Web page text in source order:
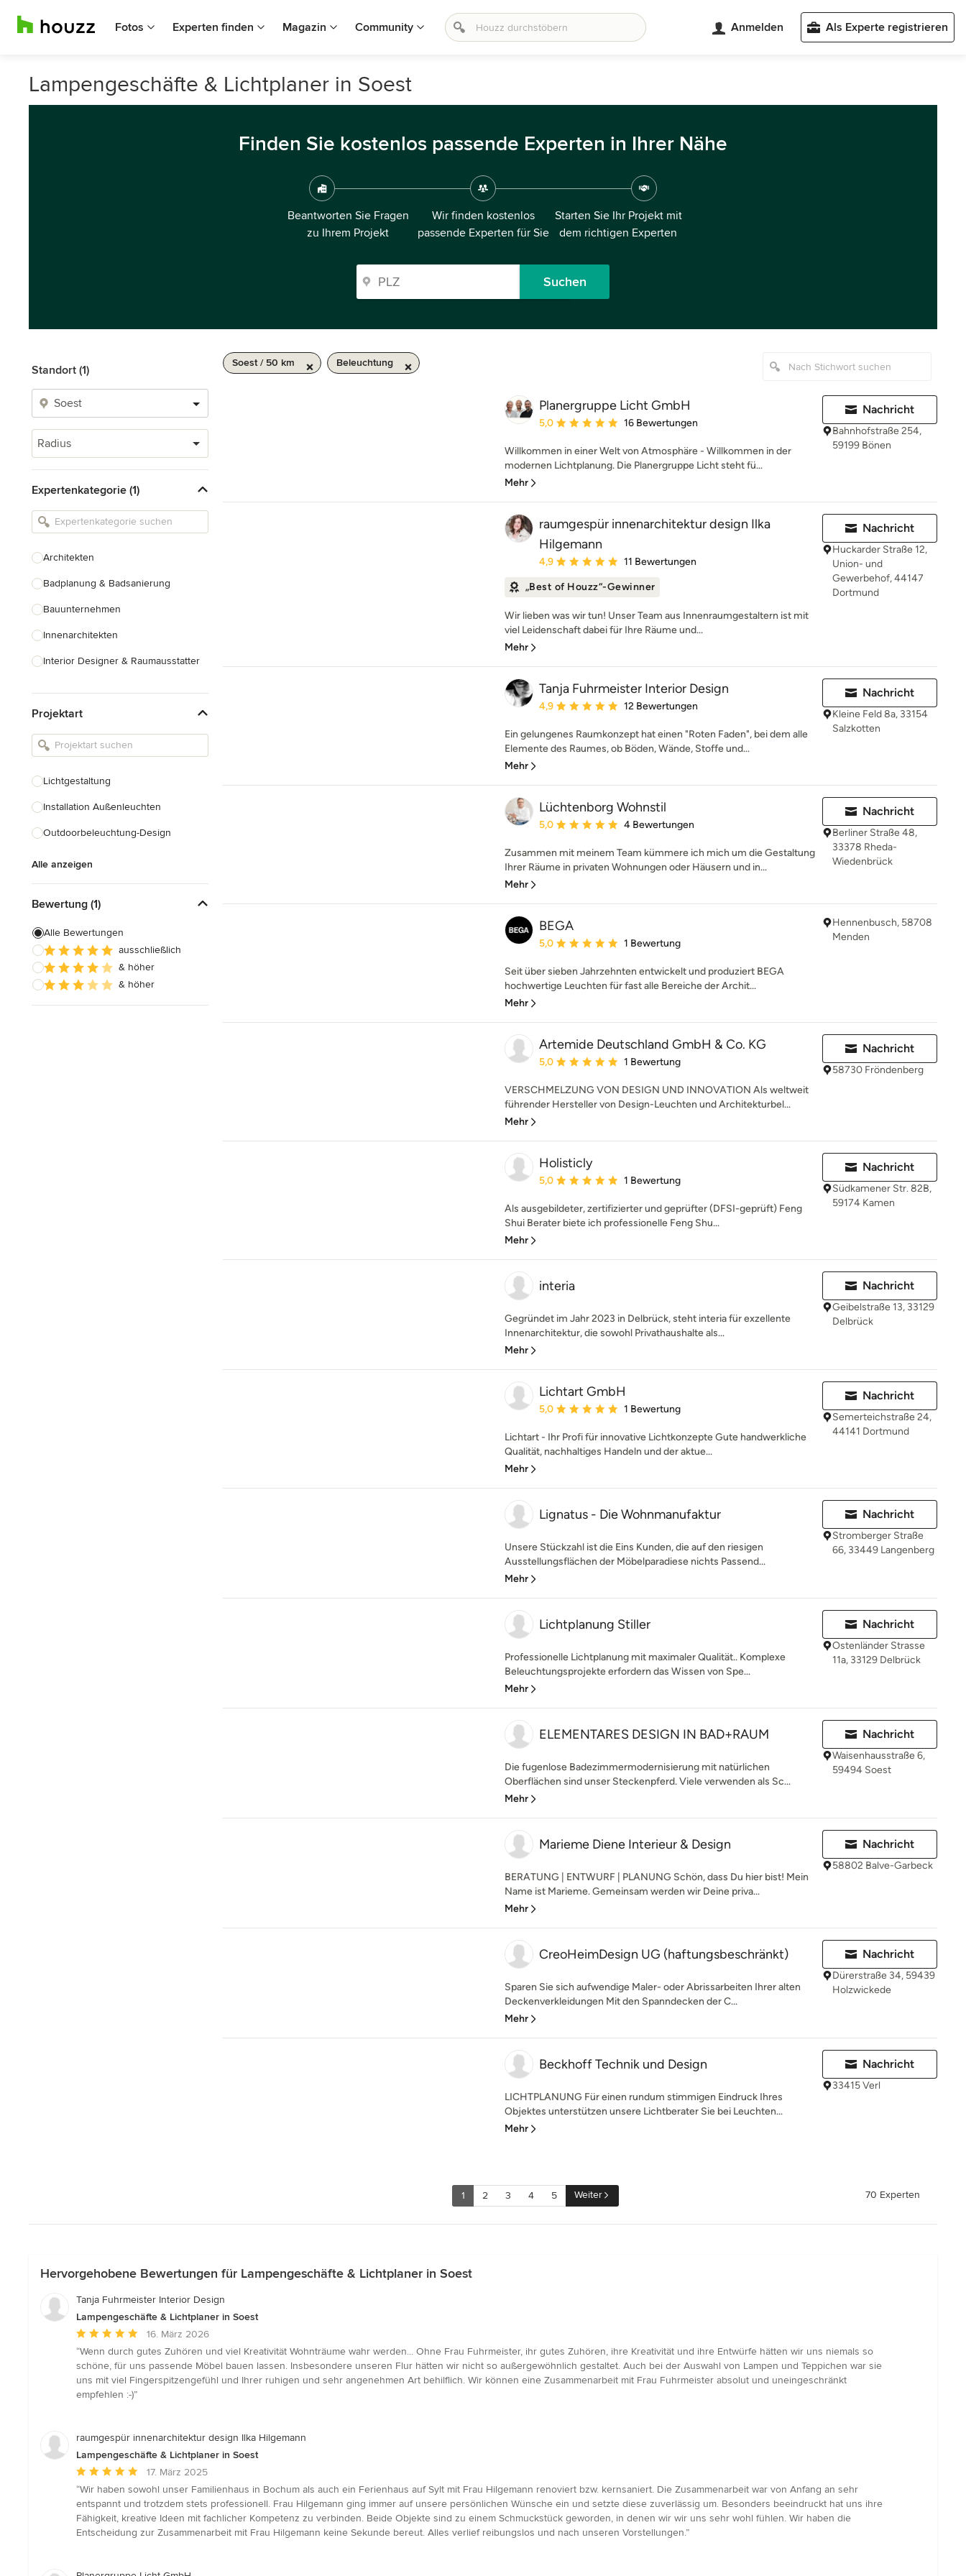
Fotos Experten finden Magazin Community Anmelden Als Experte registrieren
Lampengeschäfte & Lichtplaner in Soest
Finden Sie kostenlos passende Experten in Ihrer Nähe
Beantworten Sie Fragen
zu Ihrem Projekt
Wir finden kostenlos
passende Experten für Sie
Starten Sie Ihr Projekt mit
dem richtigen Experten
Suchen
Standort (1)
Radius
Expertenkategorie (1)
Architekten
Badplanung & Badsanierung
Bauunternehmen
Innenarchitekten
Interior Designer & Raumausstatter
Landschaftsarchitekten
Armaturen & Sanitärbedarf
Einbauschränke
Projektart
Lichtgestaltung
Installation Außenleuchten
Outdoorbeleuchtung-Design
Alle anzeigen
Bewertung (1)
Alle Bewertungen
ausschließlich
& höher
& höher
Soest / 50 km Beleuchtung
Planergruppe Licht GmbH
Durchschnittliche Bewertung: 5 von 5 Sternen
5,0 16 Bewertungen
Willkommen in einer Welt von Atmosphäre - Willkommen in der
modernen Lichtplanung. Die Planergruppe Licht steht fü...
Mehr
Nachricht
Bahnhofstraße 254,
59199 Bönen
raumgespür innenarchitektur design Ilka
Hilgemann
Durchschnittliche Bewertung: 4.9 von 5 Sternen
4,9 11 Bewertungen
„Best of Houzz“-Gewinner
Wir lieben was wir tun! Unser Team aus Innenraumgestaltern ist mit
viel Leidenschaft dabei für Ihre Räume und...
Mehr
Nachricht
Huckarder Straße 12,
Union- und
Gewerbehof, 44147
Dortmund
Tanja Fuhrmeister Interior Design
Durchschnittliche Bewertung: 4.9 von 5 Sternen
4,9 12 Bewertungen
Ein gelungenes Raumkonzept hat einen "Roten Faden", bei dem alle
Elemente des Raumes, ob Böden, Wände, Stoffe und...
Mehr
Nachricht
Kleine Feld 8a, 33154
Salzkotten
Lüchtenborg Wohnstil
Durchschnittliche Bewertung: 5 von 5 Sternen
5,0 4 Bewertungen
Zusammen mit meinem Team kümmere ich mich um die Gestaltung
Ihrer Räume in privaten Wohnungen oder Häusern und in...
Mehr
Nachricht
Berliner Straße 48,
33378 Rheda-
Wiedenbrück
BEGA
Durchschnittliche Bewertung: 5 von 5 Sternen
5,0 1 Bewertung
Seit über sieben Jahrzehnten entwickelt und produziert BEGA
hochwertige Leuchten für fast alle Bereiche der Archit...
Mehr
Hennenbusch, 58708
Menden
Artemide Deutschland GmbH & Co. KG
Durchschnittliche Bewertung: 5 von 5 Sternen
5,0 1 Bewertung
VERSCHMELZUNG VON DESIGN UND INNOVATION Als weltweit
führender Hersteller von Design-Leuchten und Architekturbel...
Mehr
Nachricht
58730 Fröndenberg
Holisticly
Durchschnittliche Bewertung: 5 von 5 Sternen
5,0 1 Bewertung
Als ausgebildeter, zertifizierter und geprüfter (DFSI-geprüft) Feng
Shui Berater biete ich professionelle Feng Shu...
Mehr
Nachricht
Südkamener Str. 82B,
59174 Kamen
interia
Gegründet im Jahr 2023 in Delbrück, steht interia für exzellente
Innenarchitektur, die sowohl Privathaushalte als...
Mehr
Nachricht
Geibelstraße 13, 33129
Delbrück
Lichtart GmbH
Durchschnittliche Bewertung: 5 von 5 Sternen
5,0 1 Bewertung
Lichtart - Ihr Profi für innovative Lichtkonzepte Gute handwerkliche
Qualität, nachhaltiges Handeln und der aktue...
Mehr
Nachricht
Semerteichstraße 24,
44141 Dortmund
Lignatus - Die Wohnmanufaktur
Unsere Stückzahl ist die Eins Kunden, die auf den riesigen
Ausstellungsflächen der Möbelparadiese nichts Passend...
Mehr
Nachricht
Stromberger Straße
66, 33449 Langenberg
Lichtplanung Stiller
Professionelle Lichtplanung mit maximaler Qualität.. Komplexe
Beleuchtungsprojekte erfordern das Wissen von Spe...
Mehr
Nachricht
Ostenländer Strasse
11a, 33129 Delbrück
ELEMENTARES DESIGN IN BAD+RAUM
Die fugenlose Badezimmermodernisierung mit natürlichen
Oberflächen sind unser Steckenpferd. Viele verwenden als Sc...
Mehr
Nachricht
Waisenhausstraße 6,
59494 Soest
Marieme Diene Interieur & Design
BERATUNG | ENTWURF | PLANUNG Schön, dass Du hier bist! Mein
Name ist Marieme. Gemeinsam werden wir Deine priva...
Mehr
Nachricht
58802 Balve-Garbeck
CreoHeimDesign UG (haftungsbeschränkt)
Sparen Sie sich aufwendige Maler- oder Abrissarbeiten Ihrer alten
Deckenverkleidungen Mit den Spanndecken der C...
Mehr
Nachricht
Dürerstraße 34, 59439
Holzwickede
Beckhoff Technik und Design
LICHTPLANUNG Für einen rundum stimmigen Eindruck Ihres
Objektes unterstützen unsere Lichtberater Sie bei Leuchten...
Mehr
Nachricht
33415 Verl
1 2 3 4 5 Weiter 70 Experten
Hervorgehobene Bewertungen für Lampengeschäfte & Lichtplaner in Soest
Tanja Fuhrmeister Interior Design
Lampengeschäfte & Lichtplaner in Soest
Durchschnittliche
Bewertung:
5
von
5
16. März 2026
“Wenn durch gutes Zuhören und viel Kreativität Wohnträume wahr werden... Ohne Frau Fuhrmeister, ihr gutes Zuhören, ihre Kreativität und ihre Entwürfe hätten wir uns niemals so
schöne, für uns passende Möbel bauen lassen. Insbesondere unseren Flur hätten wir nicht so außergewöhnlich gestaltet. Auch bei der Auswahl von Lampen und Teppichen war sie
uns mit viel Fingerspitzengefühl und Ihrer ruhigen und sehr angenehmen Art behilflich. Wir können eine Zusammenarbeit mit Frau Fuhrmeister absolut und uneingeschränkt
empfehlen :-)”
raumgespür innenarchitektur design Ilka Hilgemann
Lampengeschäfte & Lichtplaner in Soest
Durchschnittliche
Bewertung:
5
von
5
17. März 2025
“Wir haben sowohl unser Familienhaus in Bochum als auch ein Ferienhaus auf Sylt mit Frau Hilgemann renoviert bzw. kernsaniert. Die Zusammenarbeit war von Anfang an sehr
entspannt und trotzdem stets professionell. Frau Hilgemann ging immer auf unsere persönlichen Wünsche ein und setzte diese zuverlässig um. Besonders beeindruckt hat uns ihre
Fähigkeit, kreative Ideen mit fachlicher Kompetenz zu verbinden. Beide Objekte sind zu einem Schmuckstück geworden, in denen wir wir uns sehr wohl fühlen. Wir haben die
Entscheidung zur Zusammenarbeit mit Frau Hilgemann keine Sekunde bereut. Alles verlief reibungslos und nach unseren Vorstellungen.”